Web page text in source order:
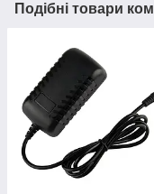
Подібні товари